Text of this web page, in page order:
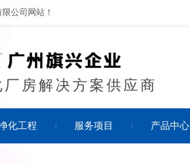
公司网站！
房解决方案供应商
化工程 服务项目 产品中心